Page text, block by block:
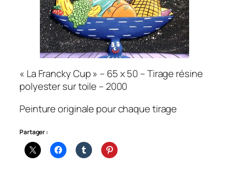
« La Francky Cup » – 65 x 50 – Tirage résine
polyester sur toile – 2000
Peinture originale pour chaque tirage
Partager :